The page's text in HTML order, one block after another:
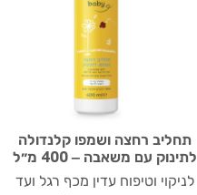
תחליב רחצה ושמפו קלנדולה
לתינוק עם משאבה – 400 מ״ל
לניקוי וטיפוח עדין מכף רגל ועד